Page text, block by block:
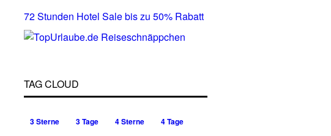
72 Stunden Hotel Sale bis zu 50% Rabatt
TAG CLOUD
3 Sterne 3 Tage 4 Sterne
4 Tage